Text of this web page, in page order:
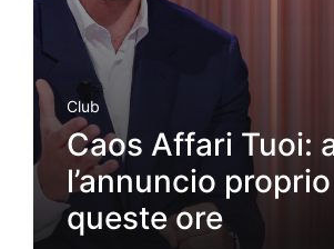
Club
Caos Affari Tuoi:
l’annuncio
queste ore